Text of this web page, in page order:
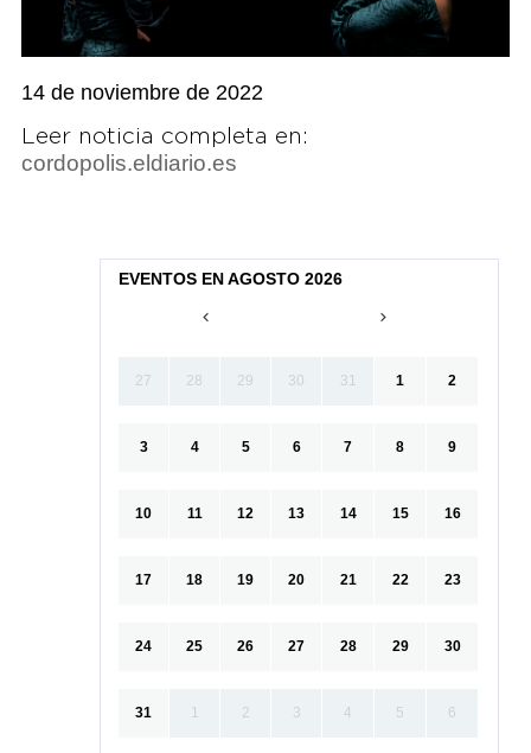
14 de noviembre de 2022
Leer noticia completa en:
cordopolis.eldiario.es
EVENTOS EN AGOSTO 2026
27 28 29 30 31 1 2
3 4 5 6 7 8 9
10 11 12 13 14 15 16
17 18 19 20 21 22 23
24 25 26 27 28 29 30
31 1 2 3 4 5 6